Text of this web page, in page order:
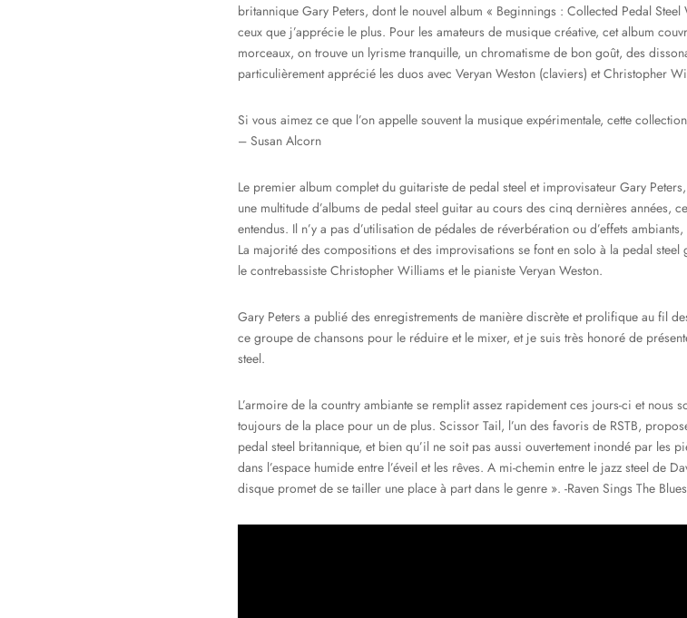
britannique Gary Peters, dont le nouvel album « Beginnings : Collected Pedal
ceux que j’apprécie le plus. Pour les amateurs de musique créative, cet album
morceaux, on trouve un lyrisme tranquille, un chromatisme de bon goût, des
particulièrement apprécié les duos avec Veryan Weston (claviers) et Christopher
Si vous aimez ce que l’on appelle souvent la musique expérimentale, cette
– Susan Alcorn
Le premier album complet du guitariste de pedal steel et improvisateur Gary
une multitude d’albums de pedal steel guitar au cours des cinq dernières années,
entendus. Il n’y a pas d’utilisation de pédales de réverbération ou d’effets
La majorité des compositions et des improvisations se font en solo à la pedal
le contrebassiste Christopher Williams et le pianiste Veryan Weston.
Gary Peters a publié des enregistrements de manière discrète et prolifique au fil
ce groupe de chansons pour le réduire et le mixer, et je suis très honoré de
steel.
L’armoire de la country ambiante se remplit assez rapidement ces jours-ci et nous
toujours de la place pour un de plus. Scissor Tail, l’un des favoris de RSTB,
pedal steel britannique, et bien qu’il ne soit pas aussi ouvertement inondé par les
dans l’espace humide entre l’éveil et les rêves. A mi-chemin entre le jazz steel de
disque promet de se tailler une place à part dans le genre ». -Raven Sings The Blues